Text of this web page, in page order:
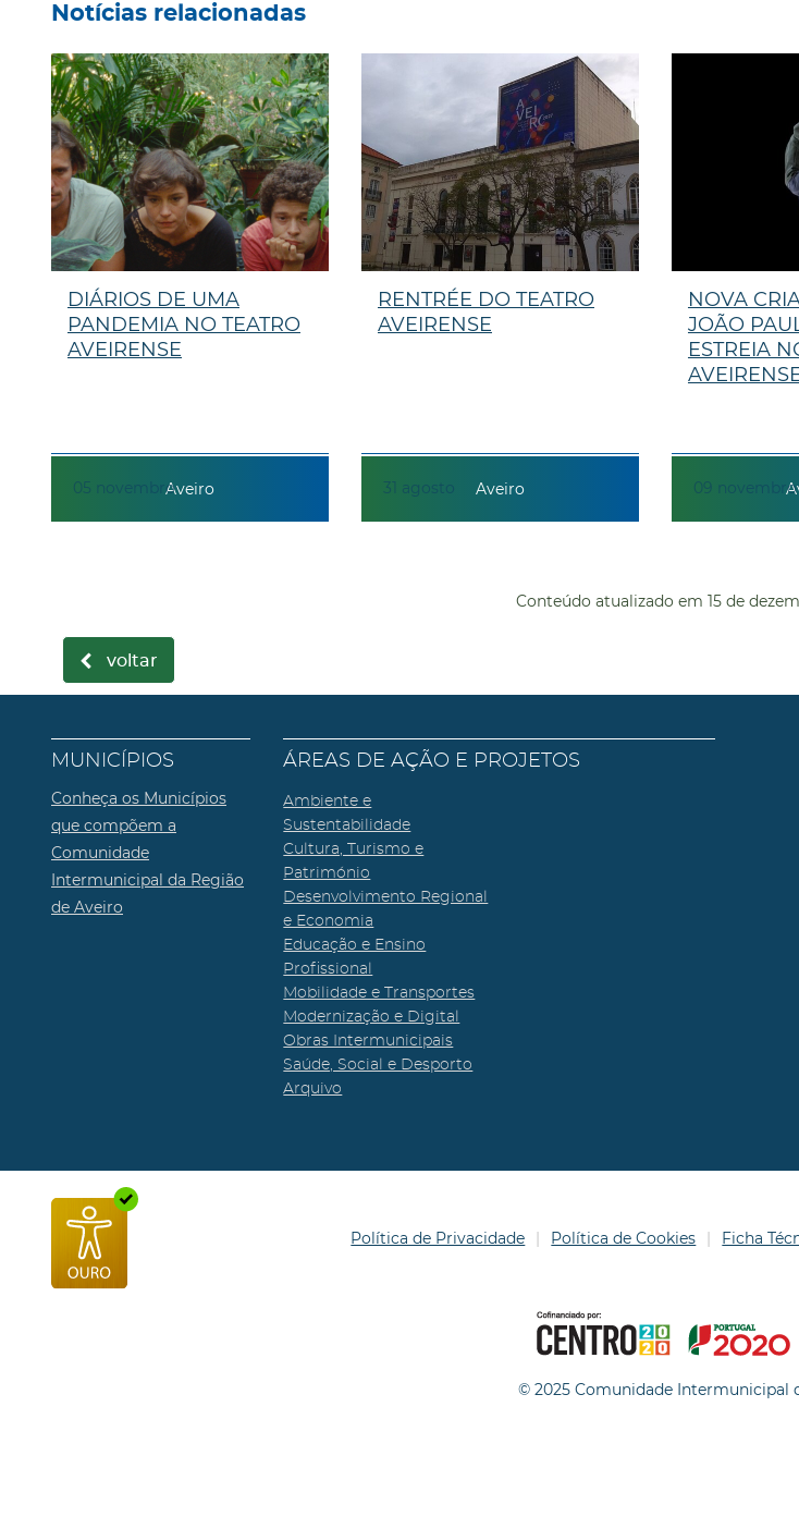
Notícias relacionadas
05 novembro
DIÁRIOS DE UMA
PANDEMIA NO TEATRO
AVEIRENSE
Aveiro 31 agosto
RENTRÉE DO TEATRO
AVEIRENSE
Aveiro 09 novembro
NOVA
JOÃO
ESTREIA
Conteúdo atualizado em 15 de
voltar
MUNICÍPIOS
Conheça os Municípios
que compõem a
Comunidade
Intermunicipal da Região
de Aveiro
ÁREAS DE AÇÃO E PROJETOS
Ambiente e
Sustentabilidade
Cultura, Turismo e
Património
Desenvolvimento Regional
e Economia
Educação e Ensino
Profissional
Mobilidade e Transportes
Modernização e Digital
Obras Intermunicipais
Saúde, Social e Desporto
Arquivo
Política de Privacidade Política de Cookies Ficha
© 2025 Comunidade Intermunicipal